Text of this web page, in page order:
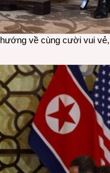
về cùng cười vui